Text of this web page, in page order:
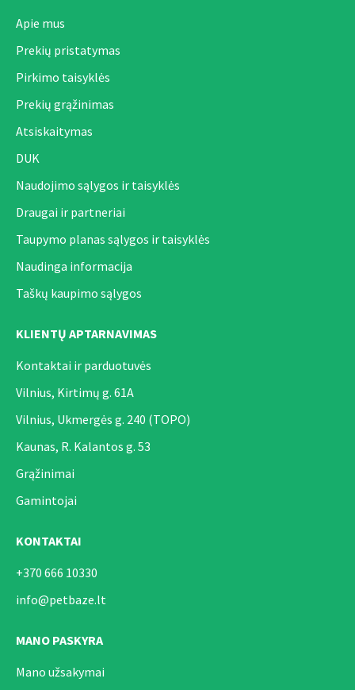
Apie mus
Prekių pristatymas
Pirkimo taisyklės
Prekių grąžinimas
Atsiskaitymas
DUK
Naudojimo sąlygos ir taisyklės
Draugai ir partneriai
Taupymo planas sąlygos ir taisyklės
Naudinga informacija
Taškų kaupimo sąlygos
KLIENTŲ APTARNAVIMAS
Kontaktai ir parduotuvės
Vilnius, Kirtimų g. 61A
Vilnius, Ukmergės g. 240 (TOPO)
Kaunas, R. Kalantos g. 53
Grąžinimai
Gamintojai
KONTAKTAI
+370 666 10330
info@petbaze.lt
MANO PASKYRA
Mano užsakymai